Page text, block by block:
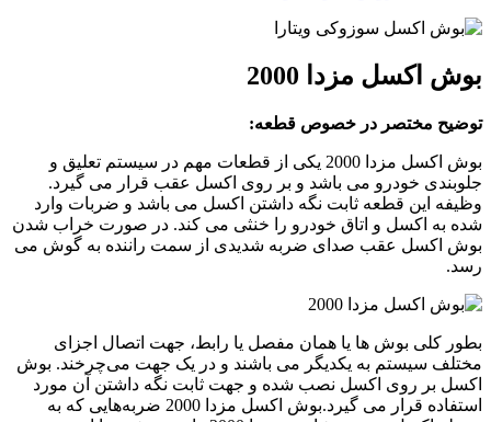
بوش اکسل مزدا 2000
توضیح مختصر در خصوص قطعه:
بوش اکسل مزدا 2000 یکی از قطعات مهم در سیستم تعلیق و
جلوبندی خودرو می باشد و بر روی اکسل عقب قرار می گیرد.
وظیفه این قطعه ثابت نگه داشتن اکسل می باشد و ضربات وارد
شده به اکسل و اتاق خودرو را خنثی می کند. در صورت خراب شدن
بوش اکسل عقب صدای ضربه شدیدی از سمت راننده به گوش می
رسد.
بطور کلی بوش­ ها یا همان مفصل یا رابط، جهت اتصال اجزای
مختلف سیستم به یکدیگر می باشند و در یک‌ جهت می‌چرخند. بوش
اکسل بر روی اکسل نصب شده و جهت ثابت نگه داشتن آن مورد
استفاده قرار می گیرد.بوش اکسل مزدا 2000 ضربه‌هایی که به‌